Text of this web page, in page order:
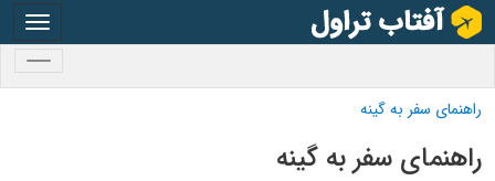
راهنمای سفر به گینه
راهنمای سفر به گینه